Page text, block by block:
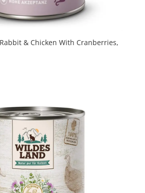
& Chicken With Cranberries,
29,95.